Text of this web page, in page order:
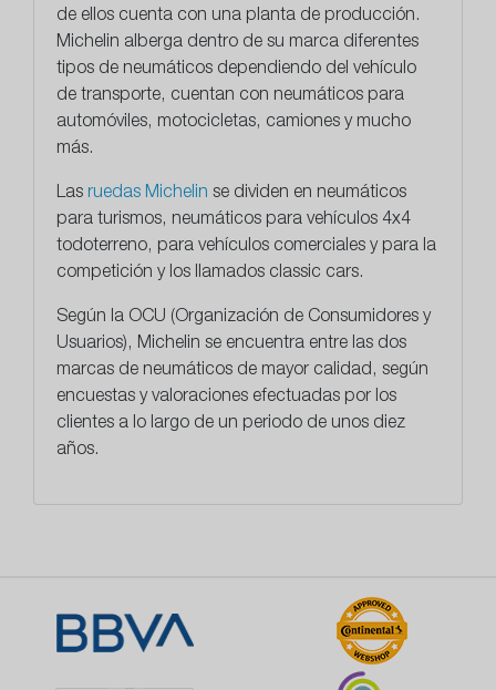
de ellos cuenta con una planta de producción.
Michelin alberga dentro de su marca diferentes
tipos de neumáticos dependiendo del vehículo
de transporte, cuentan con neumáticos para
automóviles, motocicletas, camiones y mucho
más.
Las ruedas Michelin se dividen en neumáticos
para turismos, neumáticos para vehículos 4x4
todoterreno, para vehículos comerciales y para la
competición y los llamados classic cars.
Según la OCU (Organización de Consumidores y
Usuarios), Michelin se encuentra entre las dos
marcas de neumáticos de mayor calidad, según
encuestas y valoraciones efectuadas por los
clientes a lo largo de un periodo de unos diez
años.